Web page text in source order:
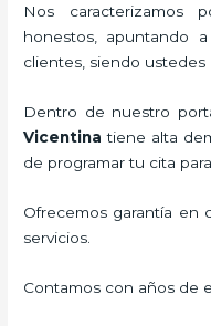
Nos caracterizamos
honestos, apuntando
clientes, siendo ustedes
Dentro de nuestro
Vicentina tiene alta
de programar tu cita
Ofrecemos garantía en
servicios.
Contamos con años de